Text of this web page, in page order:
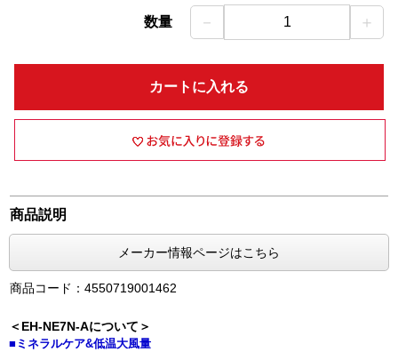
数量 － 1 ＋
カートに入れる
商品説明
メーカー情報ページはこちら
商品コード：4550719001462
＜EH-NE7N-Aについて＞
■ミネラルケア&低温大風量